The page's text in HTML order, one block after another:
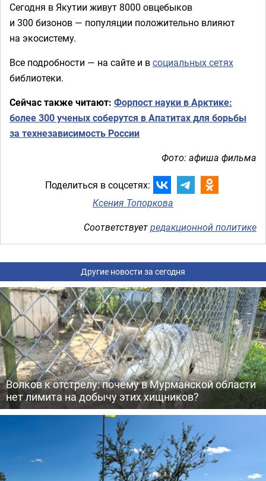
Сегодня в Якутии живут 8000 овцебыков
и 300 бизонов — популяции положительно влияют
на экосистему.
Все подробности — на сайте и всоциальных сетях
библиотеки.
Сейчас также читают: Форпост науки в Арктике:
более 300 ученых соберутся в Апатитах для борьбы
за технезависимость России
Фото: афиша фильма
Поделиться в соцсетях:
Ксения Топоркова
Соответствуетредакционной политике
Другие новости за сегодня
Волков к отстрелу: почему в Мурманской области
нет лимита на добычу этих хищников?